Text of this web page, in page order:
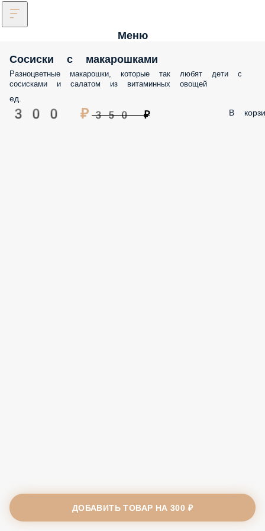
Меню
Сосиски с макарошками
Разноцветные макарошки, которые так любят дети с
сосисками и салатом из витаминных овощей
ед.
300 ₽ 350 ₽ В
ДОБАВИТЬ ТОВАР НА300 ₽